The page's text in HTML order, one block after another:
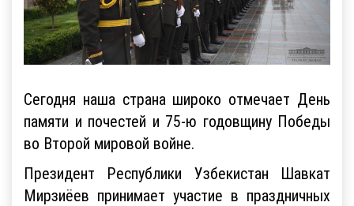
Сегодня наша страна широко отмечает День
памяти и почестей и 75-ю годовщину Победы
во Второй мировой войне.
Президент Республики Узбекистан Шавкат
Мирзиёев принимает участие в праздничных